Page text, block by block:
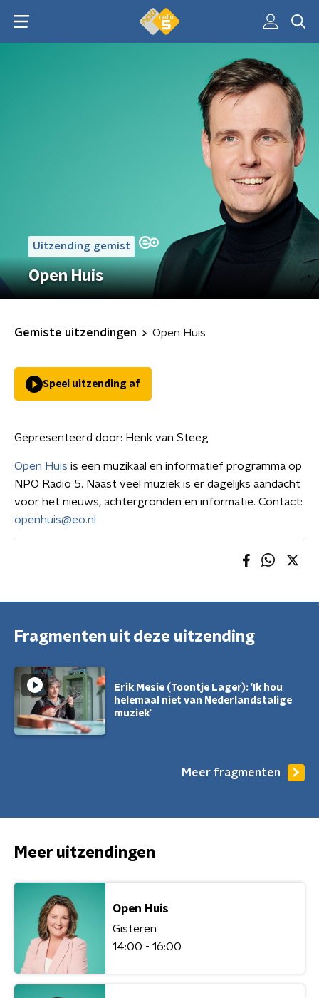
Uitzending gemist
Open Huis
Gemiste uitzendingen Open Huis
Speel uitzending af
Gepresenteerd door: Henk van Steeg
Open Huis is een muzikaal en informatief programma op
NPO Radio 5. Naast veel muziek is er dagelijks aandacht
voor het nieuws, achtergronden en informatie. Contact:
openhuis@eo.nl
Fragmenten uit deze uitzending
Erik Mesie (Toontje Lager): 'Ik hou
helemaal niet van Nederlandstalige
muziek'
Meer fragmenten
Meer uitzendingen
Open Huis
Gisteren
14:00 - 16:00